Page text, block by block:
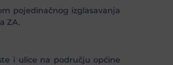
pojedinačnog izglasavanja
ZA.
i ulice na području općine